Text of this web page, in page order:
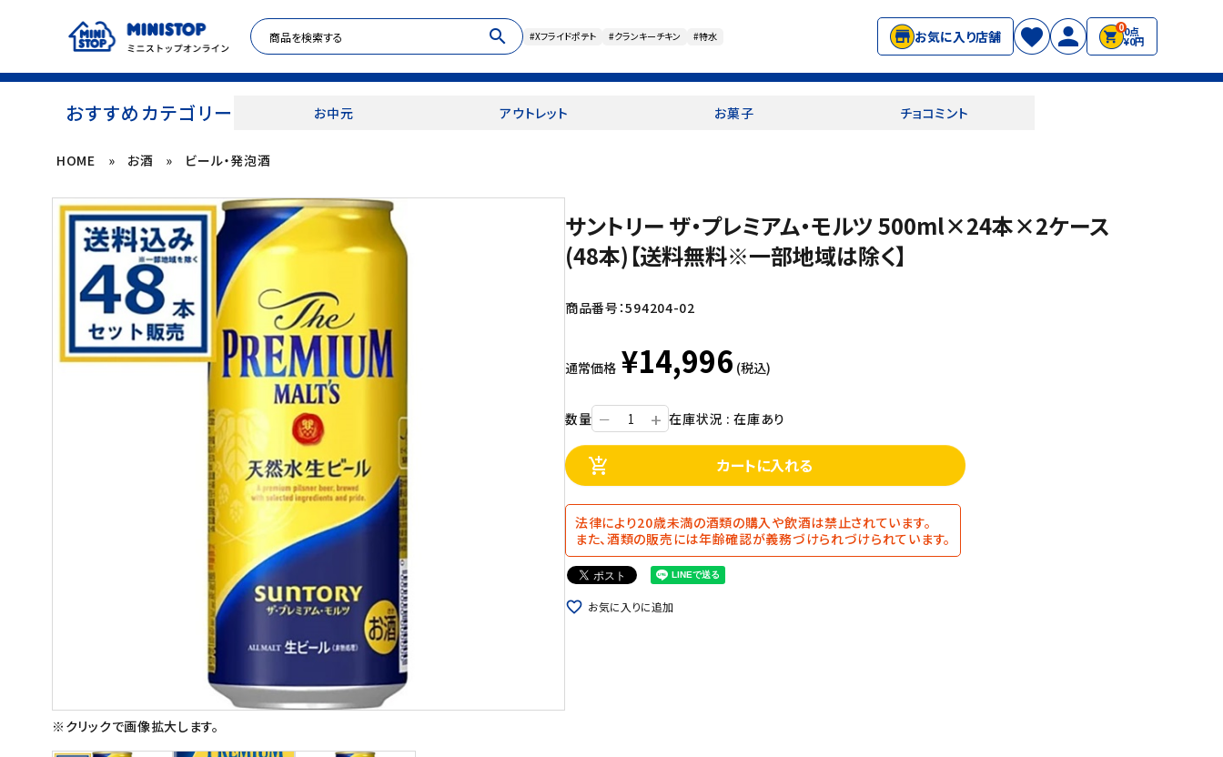
search #Xフライドポテト #クランキーチキン #特水 お気に入り店舗
00点
¥0円
おすすめカテゴリー お中元 アウトレット お菓子 チョコミント
ACCOUNT MENU
ログイン person 新規登録
カテゴリから探す
冷凍食品
フードロス
HOME » お酒 » ビール・発泡酒
※クリックで画像拡大します。
サントリー ザ・プレミアム・モルツ 500ml×24本×2ケース
(48本)【送料無料※一部地域は除く】
商品番号：594204-02
通常価格 ¥14,996 (税込)
数量 ー + 在庫状況 : 在庫あり
add_shopping_cart カートに入れる
法律により20歳未満の酒類の購入や飲酒は禁止されています。
また、酒類の販売には年齢確認が義務づけられづけられています。
favorite_border お気に入りに追加